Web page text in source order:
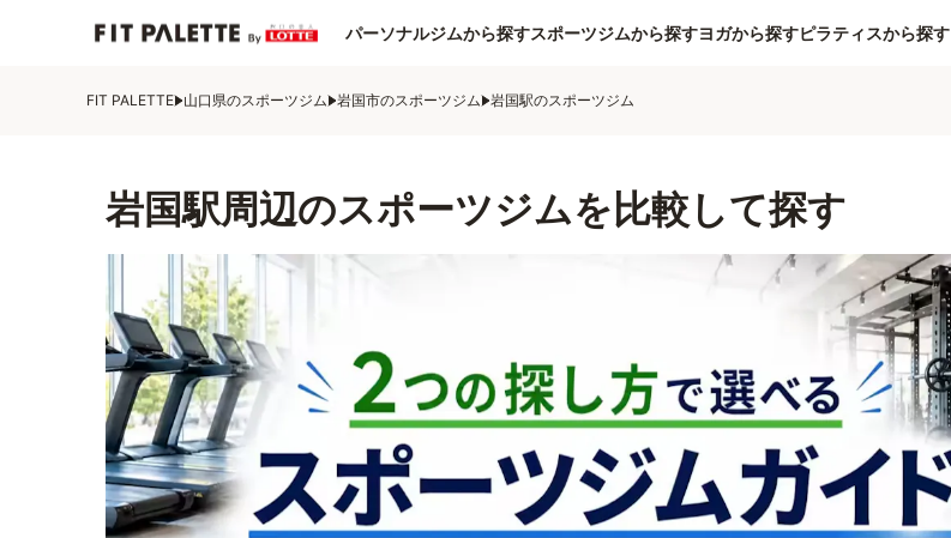
パーソナルジムから探すスポーツジムから探すヨガから探すピラティスから探す
FIT PALETTE 山口県のスポーツジム 岩国市のスポーツジム 岩国駅のスポーツジム
岩国駅周辺のスポーツジムを比較して探す